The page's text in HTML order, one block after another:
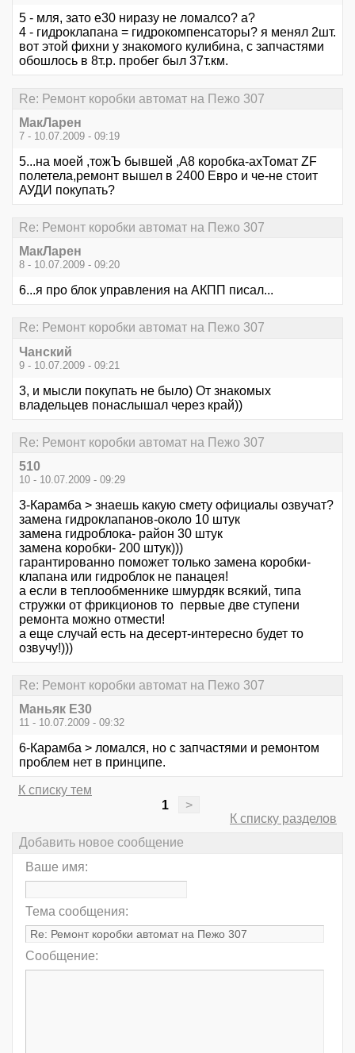
5 - мля, зато е30 ниразу не ломалсо? а?
4 - гидроклапана = гидрокомпенсаторы? я менял 2шт.
вот этой фихни у знакомого кулибина, с запчастями
обошлось в 8т.р. пробег был 37т.км.
Re: Ремонт коробки автомат на Пежо 307
МакЛарен
7 - 10.07.2009 - 09:19
5...на моей ,тожЪ бывшей ,А8 коробка-ахТомат ZF
полетела,ремонт вышел в 2400 Евро и че-не стоит
АУДИ покупать?
Re: Ремонт коробки автомат на Пежо 307
МакЛарен
8 - 10.07.2009 - 09:20
6...я про блок управления на АКПП писал...
Re: Ремонт коробки автомат на Пежо 307
Чанский
9 - 10.07.2009 - 09:21
3, и мысли покупать не было) От знакомых
владельцев понаслышал через край))
Re: Ремонт коробки автомат на Пежо 307
510
10 - 10.07.2009 - 09:29
3-Карамба > знаешь какую смету официалы озвучат?
замена гидроклапанов-около 10 штук
замена гидроблока- район 30 штук
замена коробки- 200 штук)))
гарантированно поможет только замена коробки-
клапана или гидроблок не панацея!
а если в теплообменнике шмурдяк всякий, типа
стружки от фрикционов то первые две ступени
ремонта можно отмести!
а еще случай есть на десерт-интересно будет то
озвучу!)))
Re: Ремонт коробки автомат на Пежо 307
Маньяк E30
11 - 10.07.2009 - 09:32
6-Карамба > ломался, но с запчастями и ремонтом
проблем нет в принципе.
К списку тем
1
>
К списку разделов
Добавить новое сообщение
Ваше имя:
Тема сообщения:
Сообщение: